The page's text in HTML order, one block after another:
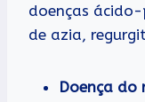
doenças
de azia,
Doença